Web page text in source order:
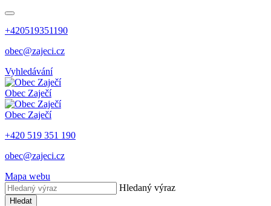
+420519351190
obec@zajeci.cz
Vyhledávání
Obec Zaječí
Obec Zaječí
+420 519 351 190
obec@zajeci.cz
Mapa webu
Hledaný výraz
Hledat